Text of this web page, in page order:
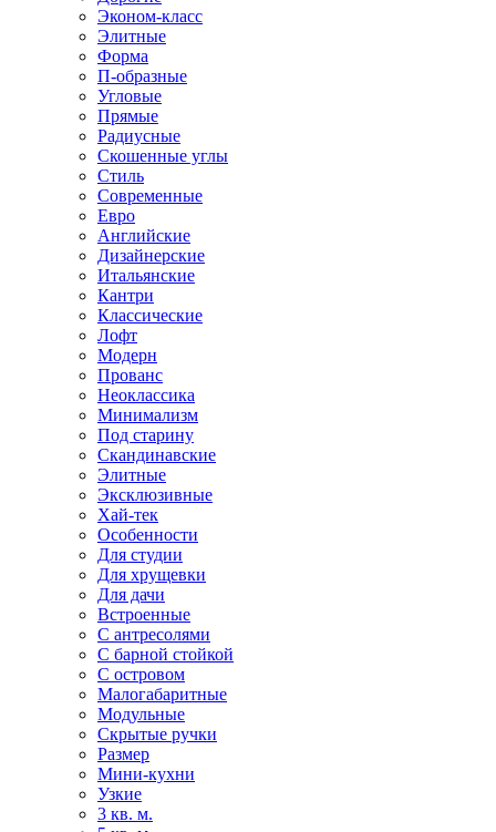
Эконом-класс
Элитные
Форма
П-образные
Угловые
Прямые
Радиусные
Скошенные углы
Стиль
Современные
Евро
Английские
Дизайнерские
Итальянские
Кантри
Классические
Лофт
Модерн
Прованс
Неоклассика
Минимализм
Под старину
Скандинавские
Элитные
Эксклюзивные
Хай-тек
Особенности
Для студии
Для хрущевки
Для дачи
Встроенные
С антресолями
С барной стойкой
С островом
Малогабаритные
Модульные
Скрытые ручки
Размер
Мини-кухни
Узкие
3 кв. м.